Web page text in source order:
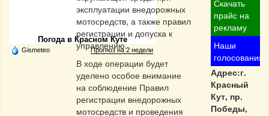
Частная реклама
Погода в Красном Куте
Gismeteo Прогноз на 2 недели
эксплуатации внедорожных
мотосредств, а также правил
регистрации и допуска к
управлению.
В ходе операции будет
уделено особое внимание
на соблюдение Правил
регистрации внедорожных
мотосредств и проведения
Скачать
прайс на
рекламу
Наши
голосования
Адрес:г.
Красный
Кут, пр.
Победы,